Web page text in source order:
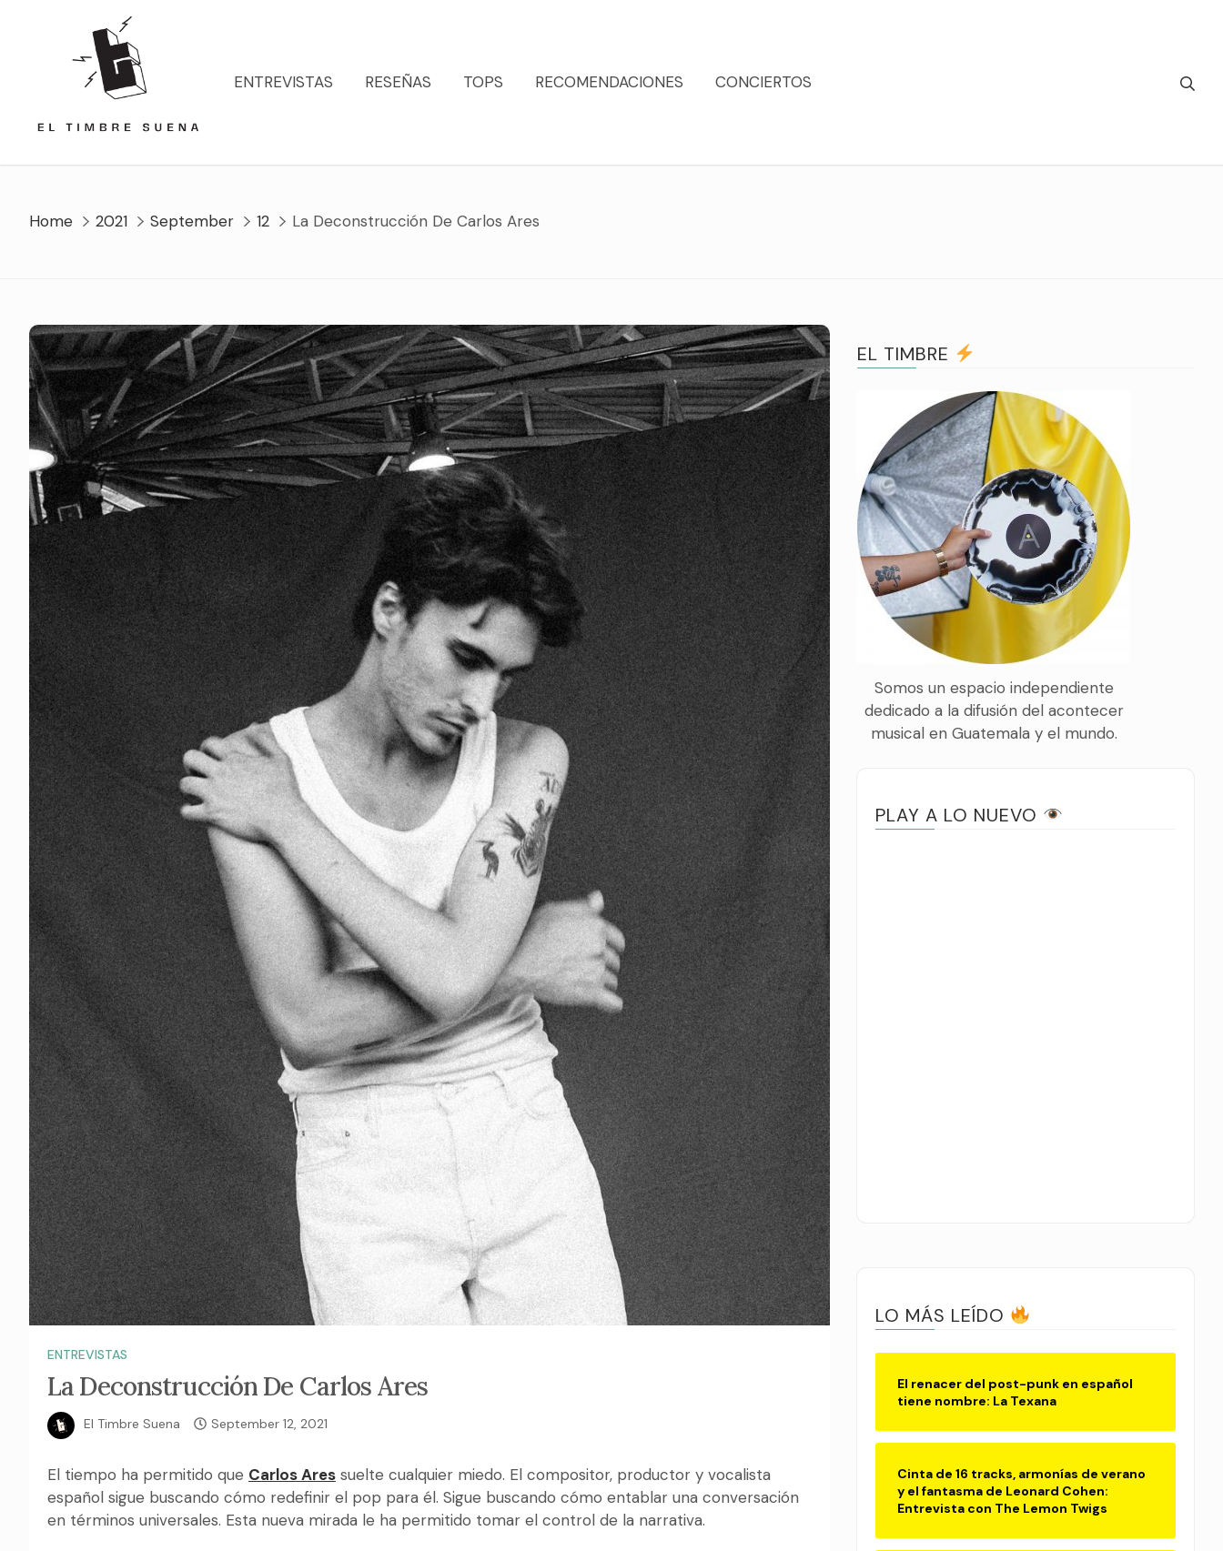
ENTREVISTAS
RESEÑAS TOPS RECOMENDACIONES CONCIERTOS
Home 2021 September 12 La Deconstrucción De Carlos Ares
ENTREVISTAS
La Deconstrucción De Carlos Ares
El Timbre Suena September 12, 2021
El tiempo ha permitido que Carlos Ares suelte cualquier miedo. El compositor, productor y vocalista
español sigue buscando cómo redefinir el pop para él. Sigue buscando cómo entablar una conversación
en términos universales. Esta nueva mirada le ha permitido tomar el control de la narrativa.
EL TIMBRE
Somos un espacio independiente
dedicado a la difusión del acontecer
musical en Guatemala y el mundo.
PLAY A LO NUEVO
LO MÁS LEÍDO
El renacer del post-punk en español
tiene nombre: La Texana
Cinta de 16 tracks, armonías de verano
y el fantasma de Leonard Cohen:
Entrevista con The Lemon Twigs